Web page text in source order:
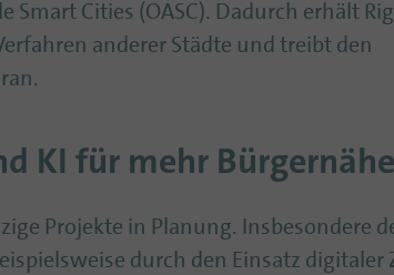
Smart Cities (OASC). Dadurch erhält
anderer Städte und treibt den
KI für mehr Bürgernähe
Projekte in Planung. Insbesondere
durch den Einsatz